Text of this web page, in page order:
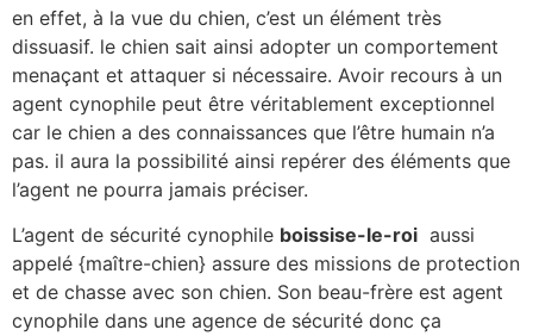
en effet, à la vue du chien, c’est un élément très
dissuasif. le chien sait ainsi adopter un comportement
menaçant et attaquer si nécessaire. Avoir recours à un
agent cynophile peut être véritablement exceptionnel
car le chien a des connaissances que l’être humain n’a
pas. il aura la possibilité ainsi repérer des éléments que
l’agent ne pourra jamais préciser.
L’agent de sécurité cynophile boissise-le-roi aussi
appelé {maître-chien} assure des missions de protection
et de chasse avec son chien. Son beau-frère est agent
cynophile dans une agence de sécurité donc ça